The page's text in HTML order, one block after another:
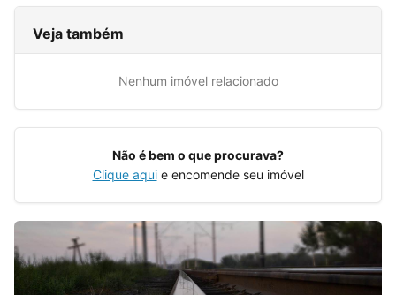
Veja também
Nenhum imóvel relacionado
Não é bem o que procurava?
Clique aquie encomende seu imóvel